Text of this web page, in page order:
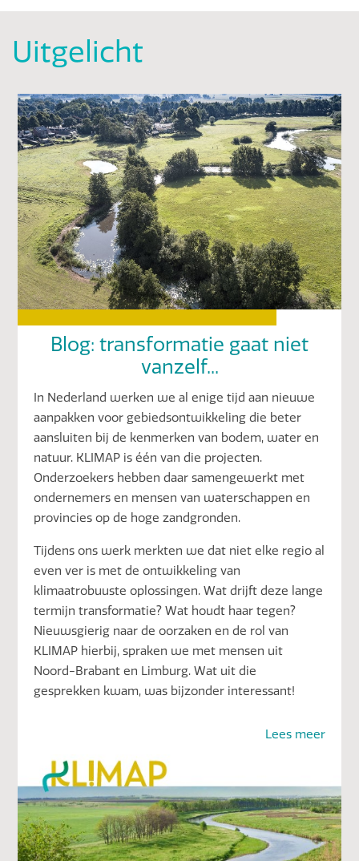
Uitgelicht
Blog: transformatie gaat niet
vanzelf...
In Nederland werken we al enige tijd aan nieuwe
aanpakken voor gebiedsontwikkeling die beter
aansluiten bij de kenmerken van bodem, water en
natuur. KLIMAP is één van die projecten.
Onderzoekers hebben daar samengewerkt met
ondernemers en mensen van waterschappen en
provincies op de hoge zandgronden.
Tijdens ons werk merkten we dat niet elke regio al
even ver is met de ontwikkeling van
klimaatrobuuste oplossingen. Wat drijft deze lange
termijn transformatie? Wat houdt haar tegen?
Nieuwsgierig naar de oorzaken en de rol van
KLIMAP hierbij, spraken we met mensen uit
Noord-Brabant en Limburg. Wat uit die
gesprekken kwam, was bijzonder interessant!
Lees meer